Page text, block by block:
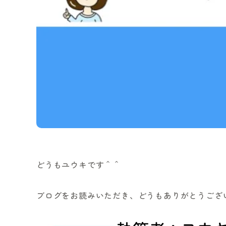
どうもユウキです＾＾
ブログをお読みいただき、どうもありがとうござ